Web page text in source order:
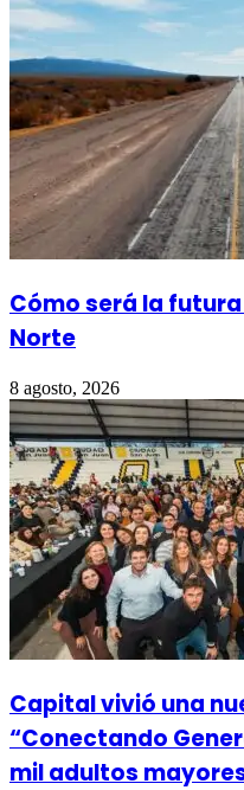
Cómo será la
Norte
8 agosto, 2026
Capital vivió una
“Conectando
mil adultos